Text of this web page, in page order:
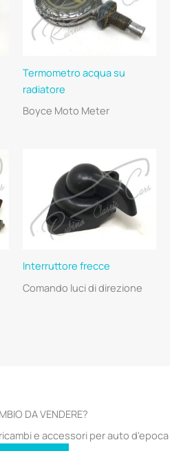
Termometro acqua su
radiatore
Boyce Moto Meter
Interruttore frecce
Comando luci di direzione
DA VENDERE?
e accessori per auto d'epoca